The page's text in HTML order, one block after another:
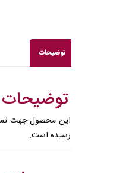
توضیحات
توضیحات
این محصول جهت
رسیده است.